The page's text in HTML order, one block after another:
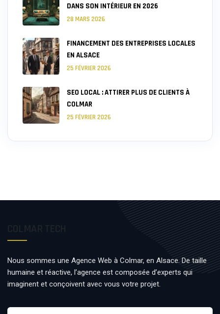
DANS SON INTÉRIEUR EN 2026
28 MARS 2026
FINANCEMENT DES ENTREPRISES LOCALES
EN ALSACE
25 FÉVRIER 2026
SEO LOCAL : ATTIRER PLUS DE CLIENTS À
COLMAR
25 FÉVRIER 2026
Nous sommes une Agence Web à Colmar, en Alsace. De taille
humaine et réactive, l’agence est composée d’experts qui
imaginent et conçoivent avec vous votre projet.